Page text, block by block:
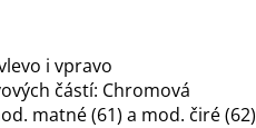
i vpravo
částí: Chromová
matné (61) a mod. čiré (62)